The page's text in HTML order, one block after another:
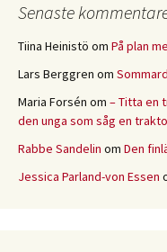
Senaste
Tiina Heinistö om På plan
Lars Berggren om
Maria Forsén om – Titta en
den unga som såg en
Rabbe Sandelin om Den
Jessica Parland-von Essen